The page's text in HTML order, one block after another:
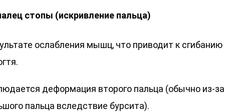
стопы (искривление пальца)
ослабления мышц, что приводит к сгибанию
деформация второго пальца (обычно из-за
пальца вследствие бурсита).